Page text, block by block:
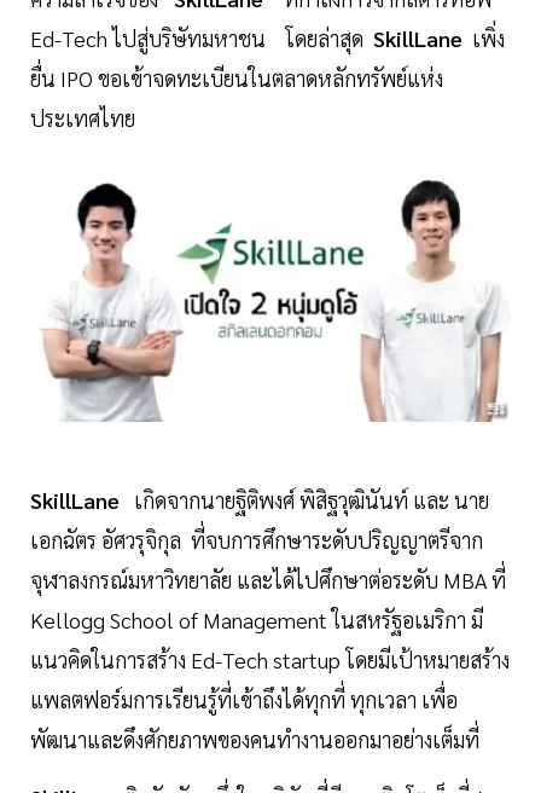
Ed-Tech ไปสู่บริษัทมหาชน โดยล่าสุด SkillLane เพิ่ง
ยื่น IPO ขอเข้าจดทะเบียนในตลาดหลักทรัพย์แห่ง
ประเทศไทย
SkillLane
เกิดจากนายฐิติพงศ์ พิสิฐวุฒินันท์ และ นาย
เอกฉัตร อัศวรุจิกุล ที่จบการศึกษาระดับปริญญาตรีจาก
จุฬาลงกรณ์มหาวิทยาลัย และได้ไปศึกษาต่อระดับ MBA ที่
Kellogg School of Management ในสหรัฐอเมริกา มี
แนวคิดในการสร้าง Ed-Tech startup โดยมีเป้าหมายสร้าง
แพลตฟอร์มการเรียนรู้ที่เข้าถึงได้ทุกที่ ทุกเวลา เพื่อ
พัฒนาและดึงศักยภาพของคนทำงานออกมาอย่างเต็มที่